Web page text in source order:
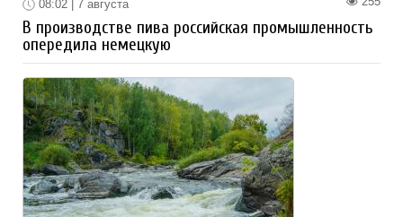
08:02 | 7 августа
В производстве пива российская промышленность
опередила немецкую